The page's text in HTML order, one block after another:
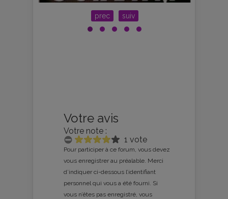
prec suiv
Votre avis
Votre note :
1 vote
Pour participer à ce forum, vous devez
vous enregistrer au préalable. Merci
d’indiquer ci-dessous l’identifiant
personnel qui vous a été fourni. Si
vous n’êtes pas enregistré, vous